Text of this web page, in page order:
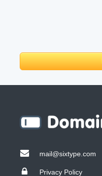
mail@sixtype.com
Privacy Policy